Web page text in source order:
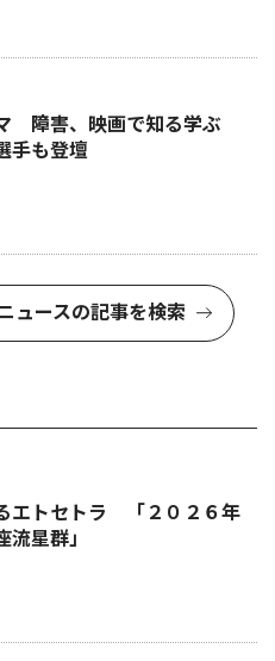
障害、映画で知る学ぶ
手も登壇
ュースの記事を検索
エトセトラ 「２０２６年
流星群」